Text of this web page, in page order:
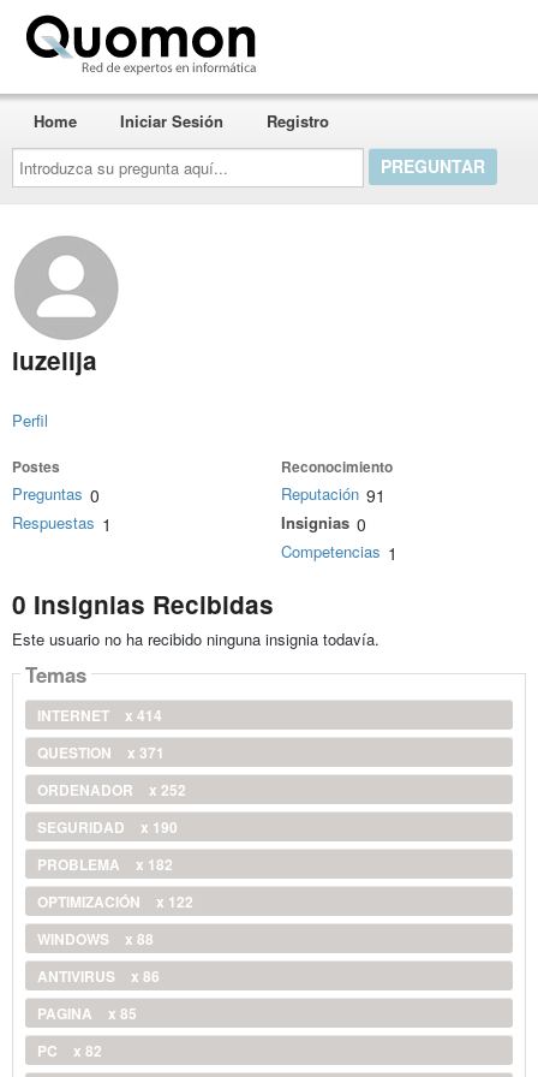
Introduzca
su
pregunta
aquí...
Home Iniciar Sesión Registro
luzelija
Perfil
Postes
Preguntas 0
Respuestas 1
Reconocimiento
Reputación 91
Insignias 0
Competencias 1
0 Insignias Recibidas
Este usuario no ha recibido ninguna insignia todavía.
Temas
INTERNET
x 414
QUESTION
x 371
ORDENADOR
x 252
SEGURIDAD
x 190
PROBLEMA
x 182
OPTIMIZACIÓN
x 122
WINDOWS
x 88
ANTIVIRUS
x 86
PAGINA
x 85
PC
x 82